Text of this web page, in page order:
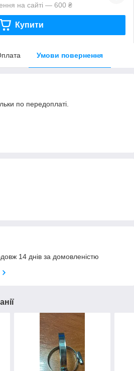
на сайті — 600 ₴
Купити
Умови повернення
по передоплаті.
14 днів за домовленістю